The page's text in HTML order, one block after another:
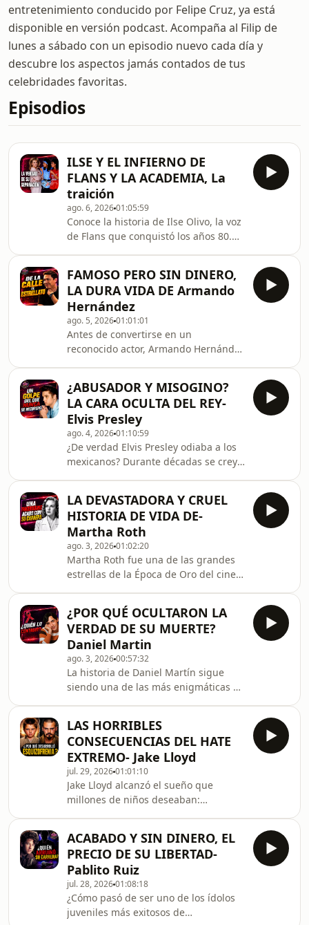
entretenimiento conducido por Felipe Cruz, ya está
disponible en versión podcast. Acompaña al Filip de
lunes a sábado con un episodio nuevo cada día y
descubre los aspectos jamás contados de tus
celebridades favoritas.
Episodios
ILSE Y EL INFIERNO DE
FLANS Y LA ACADEMIA, La
traición
ago. 6, 202601:05:59
Conoce la historia de Ilse Olivo, la voz
de Flans que conquistó los años 80.
rumores con Mijares, las verdaderas
razones de la separación, las
polémicas y los momentos más
difíciles de su carrera. Hoy te cuento
su historia, solo aquí en el canal de
YouTube de #ElFilip. #ILSE #FLANS
#MIMI #IVONNE #MIJARES
#PANDORA #AÑOS80 #POP
FAMOSO PERO SIN DINERO,
LA DURA VIDA DE Armando
Hernández
ago. 5, 202601:01:01
Antes de convertirse en un
reconocido actor, Armando Hernández
historia de cómo logró superar todos
los obstáculos para abrirse camino en
el cine mexicano. Hosted by
Simplecast, an AdsWizz company. See
https://pcm.adswizz.com for
information about our collection and
use of personal data for advertising.
¿ABUSADOR Y MISOGINO?
LA CARA OCULTA DEL REY-
Elvis Presley
ago. 4, 202601:10:59
¿De verdad Elvis Presley odiaba a los
mexicanos? Durante décadas se creyó
desató uno de los escándalos más
recordados de su carrera. Pero, ¿qué
ocurrió realmente? En este video
conocerás la historia detrás de la
polémica, los rumores, las pruebas
que desmienten esa versión y la
inesperada relación de Elvis con
varias actrices mex
LA DEVASTADORA Y CRUEL
HISTORIA DE VIDA DE-
Martha Roth
ago. 3, 202601:02:20
Martha Roth fue una de las grandes
estrellas de la Época de Oro del cine
el éxito y la fama se escondía una
historia marcada por decisiones
difíciles y tragedias que cambiaron su
vida para siempre. ¿Por qué
abandonó su carrera cuando estaba
en la cima? ¿Qué ocurrió para que
terminara alejándose de los
reflectores? Hosted by Simplecast, an
AdsWizz company. See
¿POR QUÉ OCULTARON LA
VERDAD DE SU MUERTE?
Daniel Martin
ago. 3, 202600:57:32
La historia de Daniel Martín sigue
siendo una de las más enigmáticas de
inesperado declive de su carrera, los
rumores que rodearon su vida y las
distintas versiones sobre su muerte,
distinguiendo entre los hechos
documentados y las especulaciones
que surgieron con el paso del tiempo.
Hosted by Simplecast, an AdsWizz
company.
LAS HORRIBLES
CONSECUENCIAS DEL HATE
EXTREMO- Jake Lloyd
jul. 29, 202601:01:10
Jake Lloyd alcanzó el sueño que
millones de niños deseaban:
una carrera brillante terminó
convirtiéndose en una de las historias
más tristes de Hollywood. El éxito, la
presión, las críticas y el rechazo
marcaron para siempre su vida. En
este video conocerás cómo un niño
ACABADO Y SIN DINERO, EL
PRECIO DE SU LIBERTAD-
Pablito Ruiz
jul. 28, 202601:08:18
¿Cómo pasó de ser uno de los ídolos
juveniles más exitosos de